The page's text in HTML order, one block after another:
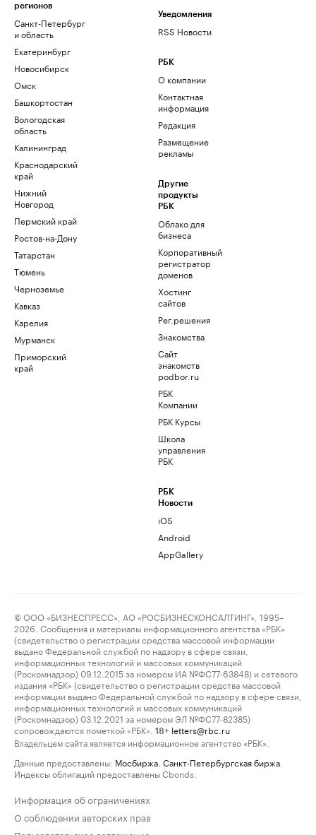
регионов
Санкт-Петербург
и область
Екатеринбург
Новосибирск
Омск
Башкортостан
Вологодская
область
Калининград
Краснодарский
край
Нижний
Новгород
Пермский край
Ростов-на-Дону
Татарстан
Тюмень
Черноземье
Кавказ
Карелия
Мурманск
Приморский
край
Уведомления
RSS Новости
РБК
О компании
Контактная
информация
Редакция
Размещение
рекламы
Другие
продукты
РБК
Облако для
бизнеса
Корпоративный
регистратор
доменов
Хостинг
сайтов
Рег.решения
Знакомства
Сайт
знакомств
podbor.ru
РБК
Компании
РБК Курсы
Школа
управления
РБК
РБК
Новости
iOS
Android
AppGallery
© ООО «БИЗНЕСПРЕСС», АО «РОСБИЗНЕСКОНСАЛТИНГ», 1995–
2026. Сообщения и материалы информационного агентства «РБК»
(свидетельство о регистрации средства массовой информации
выдано Федеральной службой по надзору в сфере связи,
информационных технологий и массовых коммуникаций
(Роскомнадзор) 09.12.2015 за номером ИА №ФС77-63848) и сетевого
издания «РБК» (свидетельство о регистрации средства массовой
информации выдано Федеральной службой по надзору в сфере связи,
информационных технологий и массовых коммуникаций
(Роскомнадзор) 03.12.2021 за номером ЭЛ №ФС77-82385)
сопровождаются пометкой «РБК».
18+ letters@rbc.ru
Владельцем сайта является информационное агентство «РБК».
Данные предоставлены: Мосбиржа Санкт-Петербургская биржа
Индексы облигаций предоставлены Cbonds.
Информация об ограничениях
О соблюдении авторских прав